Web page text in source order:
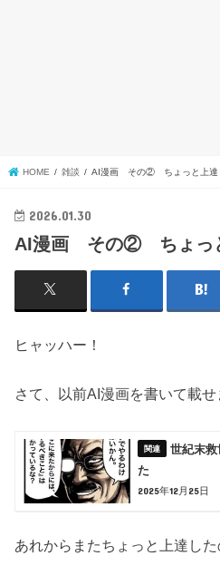
HOME 雑談 AI漫画 その② ちょっと上
2026.01.30
AI漫画 その② ちょっ
ヒャッハー！
さて、以前AI漫画を書いて載せ
世紀末
た
2025年12月25日
あれからまたちょっと上達した